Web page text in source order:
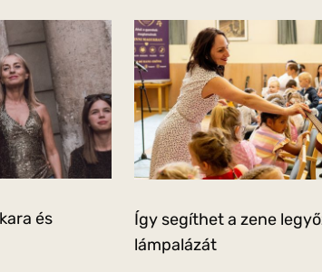
és
Így segíthet a zene
lámpalázát